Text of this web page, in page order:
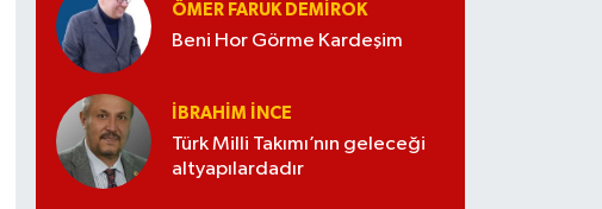
ÖMER FARUK DEMIROK
Beni Hor Görme Kardeşim
İBRAHIM İNCE
Türk Milli Takımı’nın geleceği
altyapılardadır